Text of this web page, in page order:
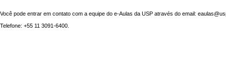
Você pode entrar em contato com a equipe do e-Aulas da USP através do email:
Telefone: +55 11 3091-6400.